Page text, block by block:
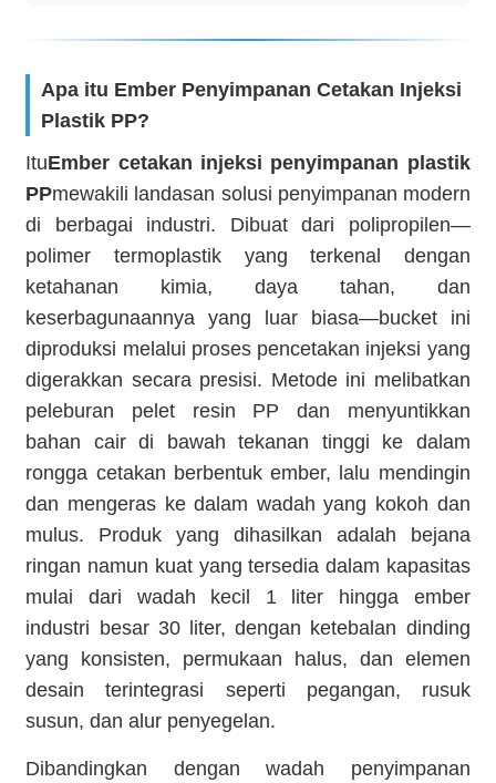
Apa itu Ember Penyimpanan Cetakan Injeksi
Plastik PP?
ItuEmber cetakan injeksi penyimpanan plastik
PPmewakili landasan solusi penyimpanan modern
di berbagai industri. Dibuat dari polipropilen—
polimer termoplastik yang terkenal dengan
ketahanan kimia, daya tahan, dan
keserbagunaannya yang luar biasa—bucket ini
diproduksi melalui proses pencetakan injeksi yang
digerakkan secara presisi. Metode ini melibatkan
peleburan pelet resin PP dan menyuntikkan
bahan cair di bawah tekanan tinggi ke dalam
rongga cetakan berbentuk ember, lalu mendingin
dan mengeras ke dalam wadah yang kokoh dan
mulus. Produk yang dihasilkan adalah bejana
ringan namun kuat yang tersedia dalam kapasitas
mulai dari wadah kecil 1 liter hingga ember
industri besar 30 liter, dengan ketebalan dinding
yang konsisten, permukaan halus, dan elemen
desain terintegrasi seperti pegangan, rusuk
susun, dan alur penyegelan.
Dibandingkan dengan wadah penyimpanan